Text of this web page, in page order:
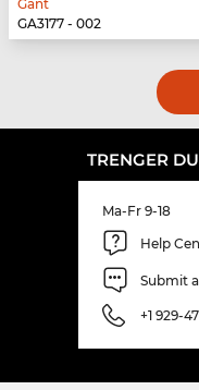
Gant
GA3177 - 002
TRENGER
Ma-Fr 9-18
Help
Submit
+1 929-